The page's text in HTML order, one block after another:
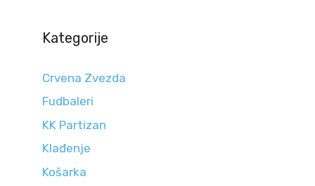
Kategorije
Crvena Zvezda
Fudbaleri
KK Partizan
Klađenje
Košarka